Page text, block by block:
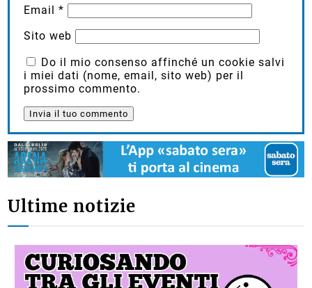
Email*
Sito web
Do il mio consenso affinché un cookie salvi
i miei dati (nome, email, sito web) per il
prossimo commento.
Ultime notizie